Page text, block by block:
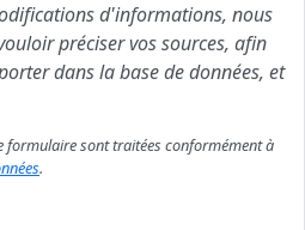
d'informations, nous
préciser vos sources, afin
dans la base de données, et
formulaire sont traitées conformément à
.